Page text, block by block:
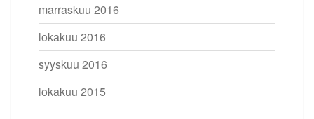
marraskuu 2016
lokakuu 2016
syyskuu 2016
lokakuu 2015